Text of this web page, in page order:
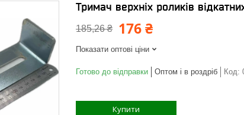
Тримач верхніх роликів
185,26 ₴ 176 ₴
Показати оптові ціни
Готово до відправки Оптом і в роздріб Код:
Купити